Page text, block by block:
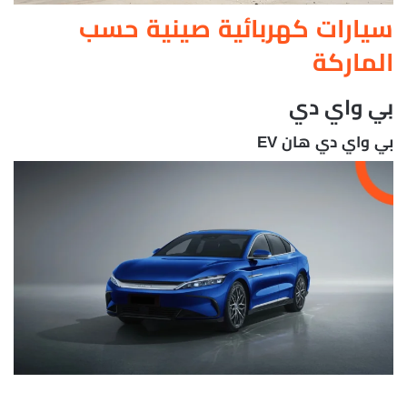
سيارات كهربائية صينية حسب
الماركة
بي واي دي
بي واي دي هان EV